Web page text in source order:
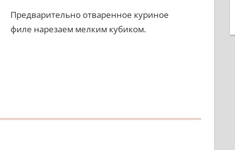
Предварительно отваренное куриное
филе нарезаем мелким кубиком.